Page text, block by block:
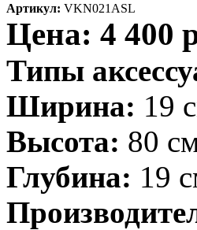
Артикул: VKN021ASL
Цена: 4 400
Типы
Ширина: 19
Высота: 80
Глубина: 19